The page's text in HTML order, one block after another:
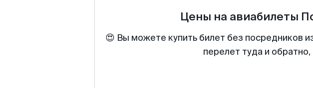
Цены на авиабилеты
😍 Вы можете купить билет без посредников
перелет туда и